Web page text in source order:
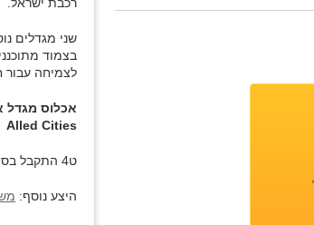
בצמוד
לצמיחה עבור
Alled Cities
ט4 התקבל בסוף Q1/25
היצע נוסף: